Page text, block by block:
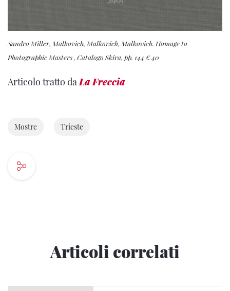
Sandro Miller, Malkovich, Malkovich, Malkovich. Homage to
Photographic Masters , Catalogo Skira, pp. 144 € 40
Articolo tratto daLa Freccia
Mostre Trieste
Articoli correlati